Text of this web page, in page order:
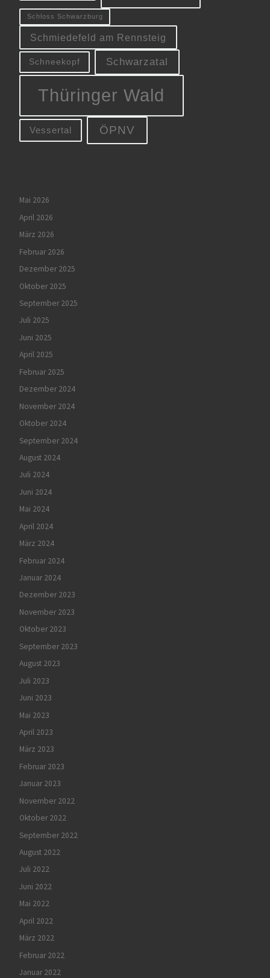
Schloss Schwarzburg
Schmiedefeld am Rennsteig
Schneekopf Schwarzatal
Thüringer Wald
Vessertal ÖPNV
Mai 2026
April 2026
März 2026
Februar 2026
Dezember 2025
Oktober 2025
September 2025
Juli 2025
Juni 2025
April 2025
Februar 2025
Dezember 2024
November 2024
Oktober 2024
September 2024
August 2024
Juli 2024
Juni 2024
Mai 2024
April 2024
März 2024
Februar 2024
Januar 2024
Dezember 2023
November 2023
Oktober 2023
September 2023
August 2023
Juli 2023
Juni 2023
Mai 2023
April 2023
März 2023
Februar 2023
Januar 2023
November 2022
Oktober 2022
September 2022
August 2022
Juli 2022
Juni 2022
Mai 2022
April 2022
März 2022
Februar 2022
Januar 2022